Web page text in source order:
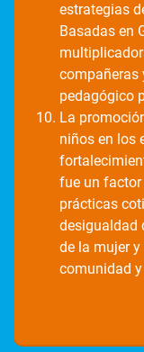
estrategias
Basadas en
compañeras
pedagógico
La
niños en los
fue un
prácticas
desigualdad
de la mujer
comunidad